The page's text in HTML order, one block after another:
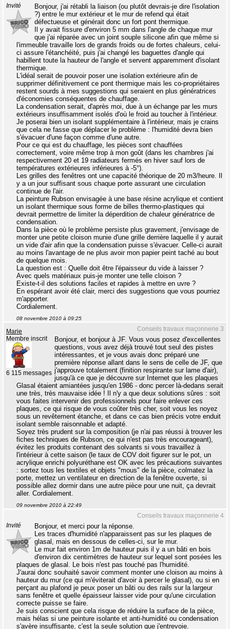
Invité
Bonjour, j'ai rétabli la liaison (ou plutôt devrais-je dire l'isolation
?) entre le mur extérieur et le mur de refend qui était
défectueuse et générait donc un fort pont thermique.
Il y avait fissure d'environ 5 mm dans l'angle de chaque mur
que j'ai réparée avec un joint souple silicone afin que même si
l'immeuble travaille lors de grands froids ou de fortes chaleurs, celui-
ci assure l'étanchéité, puis j'ai changé les baguettes d'angle qui
habillent toute la hauteur de l'angle et servent apparemment d'isolant
thermique.
L'idéal serait de pouvoir poser une isolation extérieure afin de
supprimer définitivement ce pont thermique mais les co-propriétaires
restent sourds à mes suggestions qui seraient en plus génératrices
d'économies conséquentes de chauffage.
La condensation serait, d'après moi, due à un échange par les murs
extérieurs insuffisamment isolés d'où le froid au toucher à l'intérieur.
Je poserai bien un isolant supplémentaire à l'intérieur, mais je crains
que cela ne fasse que déplacer le problème : l'humidité devra bien
s'évacuer d'une façon comme d'une autre.
Pour ce qui est du chauffage, les pièces sont chauffées
correctement, voire même trop à mon goût (dans les chambres j'ai
respectivement 20 et 19 radiateurs fermés en hiver sauf lors de
températures extérieures inférieures à -5°).
Les grilles des fenêtres ont une capacité théorique de 20 m3/heure. Il
y a un jour suffisant sous chaque porte assurant une circulation
continue de l'air.
La peinture Rubson envisagée à une base résine acrylique et contient
un isolant thermique sous forme de billes thermo-plastiques qui
devrait permettre de limiter la déperdition de chaleur génératrice de
condensation.
Dans la pièce où le problème persiste plus gravement, j'envisage de
monter une petite cloison munie d'une grille derrière laquelle il y aurait
un vide d'air afin que la condensation puisse s'évacuer. Celle-ci aurait
au moins l'avantage de ne plus avoir mon papier peint taché au bout
de quelque mois.
La question est : Quelle doit être l'épaisseur du vide à laisser ?
Avec quels matériaux puis-je monter une telle cloison ?
Existe-t-il des solutions faciles et rapides à mettre en uvre ?
En espérant avoir été clair, merci des suggestions que vous pourriez
m'apporter.
Cordialement.
08 novembre 2010 à 09:25
Conseils travaux maçonnerie 3
Marie
Membre inscrit
6 115 messages
Bonjour, et bonjour à JF. Vous vous posez d'excellentes
questions, vous avez déjà trouvé tout seul des pistes
intéressantes, et je vous avais donc préparé une
première réponse allant dans le sens de celle de JF, que
j'approuve totalement (finition respirante sur lame d'air),
jusqu'à ce que je découvre sur Internet que les plaques
Glasal étaient amiantées jusqu'en 1986 - donc percer là-dedans serait
une très, très mauvaise idée ! Il n'y a que deux solutions sûres : soit
vous faites intervenir des professionnels pour faire enlever ces
plaques, ce qui risque de vous coûter très cher, soit vous les noyez
sous un revêtement étanche, et dans ce cas bien précis votre enduit
isolant semble raisonnable et adapté.
Soyez très prudent sur la composition (je n'ai pas réussi à trouver les
fiches techniques de Rubson, ce qui n'est pas très encourageant),
évitez les produits contenant des solvants si vous travaillez à
l'intérieur à cette saison (le taux de COV doit figurer sur le pot, un
acrylique enrichi polyuréthane est OK avec les précautions suivantes
: sortez tous les textiles et objets "mous" de la pièce, colmatez la
porte, mettez un ventilateur en direction de la fenêtre ouverte, si
possible allez dormir dans une autre pièce pour une nuit, ça devrait
aller. Cordialement.
09 novembre 2010 à 22:49
Conseils travaux maçonnerie 4
Invité
Bonjour, et merci pour la réponse.
Les traces d'humidité n'apparaissent pas sur les plaques de
glasal, mais en dessous de celles-ci, sur le mur.
Le mur fait environ 1m de hauteur puis il y a un bâti en bois
d'environ dix centimètres de hauteur sur lequel sont posées les
plaques de glasal. Le bois n'est pas touché pas l'humidité.
J'aurai donc souhaité savoir comment monter une cloison au moins à
hauteur du mur (ce qui m'éviterait d'avoir à percer le glasal), ou si en
perçant au plafond je peux poser un bâti ou des rails sur la largeur
sans fenêtre et quelle épaisseur laisser vide pour qu'une circulation
correcte puisse se faire.
Je suis conscient que cela risque de réduire la surface de la pièce,
mais hélas si une peinture isolante et anti-humidité ou condensation
s'avère insuffisante, c'est la seule solution que j'entrevoie.